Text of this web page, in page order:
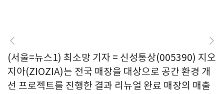
(서울=뉴스1) 최소망 기자 = 신성통상(005390) 지오
지아(ZIOZIA)는 전국 매장을 대상으로 공간 환경 개
선 프로젝트를 진행한 결과 리뉴얼 완료 매장의 매출